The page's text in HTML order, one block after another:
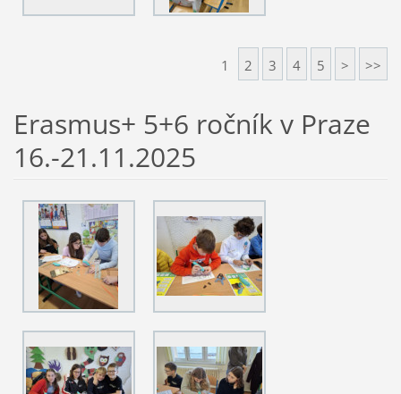
1 2 3 4 5 > >>
Erasmus+ 5+6 ročník v Praze
16.-21.11.2025